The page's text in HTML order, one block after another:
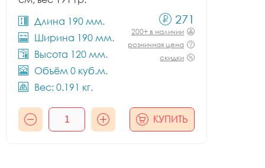
Длина 190 мм.
Ширина 190 мм.
Высота 120 мм.
Объём 0 куб.м.
Вес: 0.191 кг.
271
200+ в наличии
розничная цена
скидки
КУПИТЬ